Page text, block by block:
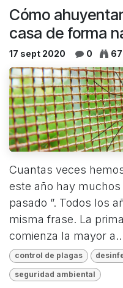
Cómo
casa de forma
17 sept 2020 0
Cuantas veces
este año hay
pasado ”. Todos los
misma frase. La
comienza la mayor
control de plagas
seguridad ambiental